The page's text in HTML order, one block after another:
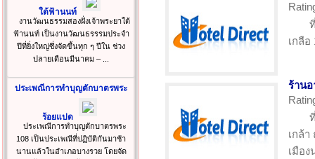
ใต้ฟ้านนท์
งานวัฒนธรรมสองฝั่งเจ้าพระยาใต้
ฟ้านนท์ เป็นงานวัฒนธรรรมประจำ
ปีที่ยิ่งใหญ่ซึ่งจัดขึ้นทุก ๆ ปีใน ช่วง
ปลายเดือนมีนาคม – ...
ประเพณีการทำบุญตักบาตรพระ
ร้อยแปด
ประเพณีการทำบุญตักบาตรพระ
108 เป็นประเพณีที่ปฏิบัติกันมาช้า
นานแล้วในอำเภอบางรวย โดยจัด
เกลือ
ร้าน
เกล้
เมือ